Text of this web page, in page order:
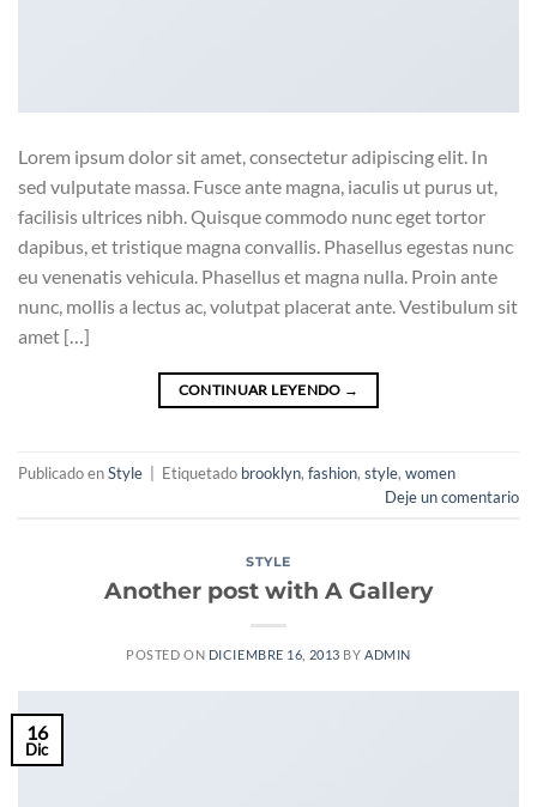
Lorem ipsum dolor sit amet, consectetur adipiscing elit. In
sed vulputate massa. Fusce ante magna, iaculis ut purus ut,
facilisis ultrices nibh. Quisque commodo nunc eget tortor
dapibus, et tristique magna convallis. Phasellus egestas nunc
eu venenatis vehicula. Phasellus et magna nulla. Proin ante
nunc, mollis a lectus ac, volutpat placerat ante. Vestibulum sit
amet […]
CONTINUAR LEYENDO →
Publicado enStyle Etiquetado brooklyn, fashion, style, women
Deje un comentario
STYLE
Another post with A Gallery
POSTED ON DICIEMBRE 16, 2013 BYADMIN
16
Dic